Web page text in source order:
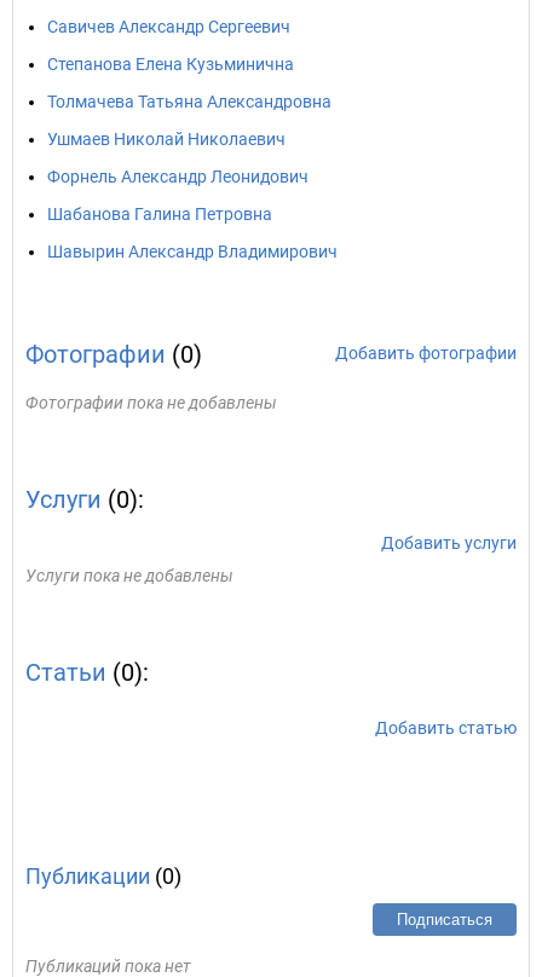
Савичев Александр Сергеевич
Степанова Елена Кузьминична
Толмачева Татьяна Александровна
Ушмаев Николай Николаевич
Форнель Александр Леонидович
Шабанова Галина Петровна
Шавырин Александр Владимирович
Фотографии (0) Добавить фотографии
Фотографии пока не добавлены
Услуги (0):
Добавить услуги
Услуги пока не добавлены
Статьи (0):
Добавить статью
Публикации (0)
Подписаться
Публикаций пока нет